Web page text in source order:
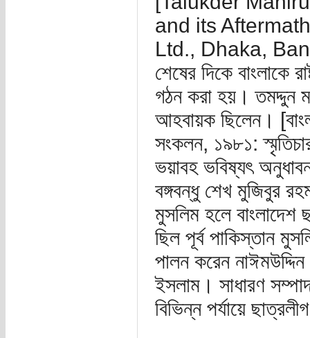
and its
Ltd., Dhaka,
শেষের দিকে বাংলাকে
গঠন করা হয়। তমদ্দুন
আহবায়ক ছিলেন।
সংকলন, ১৯৮১:
ভয়াবহ ভবিষ্যৎ
বঙ্গবন্ধু শেখ মুজিবুর
মুসলিম হলে বাংলাদেশ
ছিল পূর্ব পাকিস্তান
পালন করেন
ইসলাম। সাধারণ
বিভিন্ন পর্যায়ে